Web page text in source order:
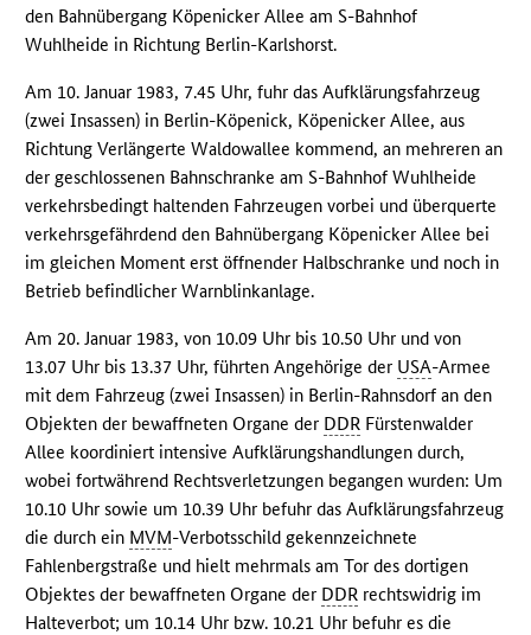
den Bahnübergang Köpenicker Allee am S-Bahnhof
Wuhlheide in Richtung Berlin-Karlshorst.
Am 10. Januar 1983, 7.45 Uhr, fuhr das Aufklärungsfahrzeug
(zwei Insassen) in Berlin-Köpenick, Köpenicker Allee, aus
Richtung Verlängerte Waldowallee kommend, an mehreren an
der geschlossenen Bahnschranke am S-Bahnhof Wuhlheide
verkehrsbedingt haltenden Fahrzeugen vorbei und überquerte
verkehrsgefährdend den Bahnübergang Köpenicker Allee bei
im gleichen Moment erst öffnender Halbschranke und noch in
Betrieb befindlicher Warnblinkanlage.
Am 20. Januar 1983, von 10.09 Uhr bis 10.50 Uhr und von
13.07 Uhr bis 13.37 Uhr, führten Angehörige der USA-Armee
mit dem Fahrzeug (zwei Insassen) in Berlin-Rahnsdorf an den
Objekten der bewaffneten Organe der DDR Fürstenwalder
Allee koordiniert intensive Aufklärungshandlungen durch,
wobei fortwährend Rechtsverletzungen begangen wurden: Um
10.10 Uhr sowie um 10.39 Uhr befuhr das Aufklärungsfahrzeug
die durch ein MVM-Verbotsschild gekennzeichnete
Fahlenbergstraße und hielt mehrmals am Tor des dortigen
Objektes der bewaffneten Organe der DDR rechtswidrig im
Halteverbot; um 10.14 Uhr bzw. 10.21 Uhr befuhr es die